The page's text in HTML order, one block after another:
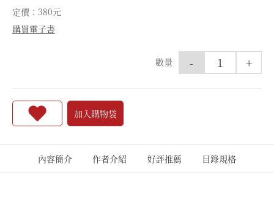
定價：380元
購買電子書
數量 +
-
加入購物袋
內容簡介 作者介紹 好評推薦 目錄規格